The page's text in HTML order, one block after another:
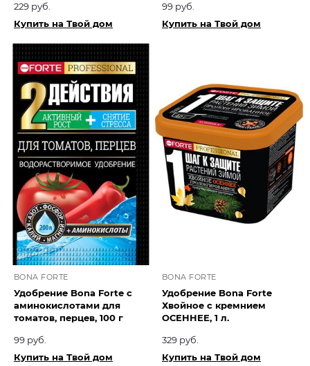
229 руб.
Купить на Твой дом
99 руб.
Купить на Твой дом
BONA FORTE
Удобрение Bona Forte с
аминокислотами для
томатов, перцев, 100 г
99 руб.
Купить на Твой дом
BONA FORTE
Удобрение Bona Forte
Хвойное с кремнием
ОСЕННЕЕ, 1 л.
329 руб.
Купить на Твой дом